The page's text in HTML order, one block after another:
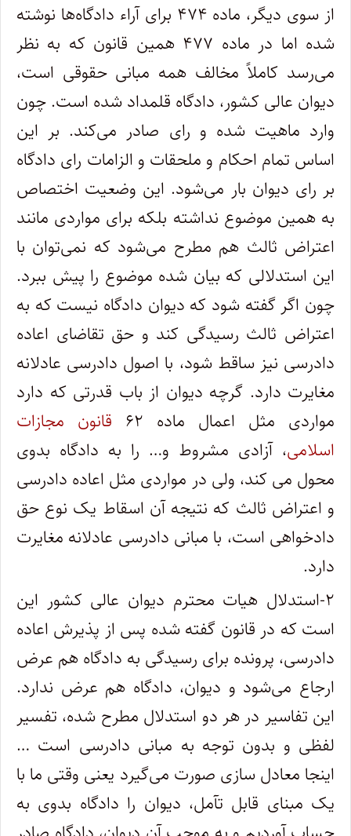
از سوی دیگر، ماده ۴۷۴ برای آراء دادگاه‌ها نوشته
شده اما در ماده ۴۷۷ همین قانون که به نظر
می‌رسد کاملاً مخالف همه مبانی حقوقی است،
دیوان عالی کشور، دادگاه قلمداد شده است. چون
وارد ماهیت شده و رای صادر می‌کند. بر این
اساس تمام احکام و ملحقات و الزامات رای دادگاه
بر رای دیوان بار می‌شود. این وضعیت اختصاص
به همین موضوع نداشته بلکه برای مواردی مانند
اعتراض ثالث هم مطرح می‌شود که نمی‌توان با
این استدلالی که بیان شده موضوع را پیش ببرد.
چون اگر گفته شود که دیوان دادگاه نیست که به
اعتراض ثالث رسیدگی کند و حق تقاضای اعاده
دادرسی نیز ساقط شود، با اصول دادرسی عادلانه
مغایرت دارد. گرچه دیوان از باب قدرتی که دارد
مواردی مثل اعمال ماده ۶۲
قانون مجازات
اسلامی، آزادی مشروط و… را به دادگاه بدوی
محول می کند، ولی در مواردی مثل اعاده دادرسی
و اعتراض ثالث که نتیجه آن اسقاط یک نوع حق
دادخواهی است، با مبانی دادرسی عادلانه مغایرت
دارد.
۲-استدلال هیات محترم دیوان عالی کشور این
است که در قانون گفته شده پس از پذیرش اعاده
دادرسی، پرونده برای رسیدگی به دادگاه هم عرض
ارجاع می‌شود و دیوان، دادگاه هم عرض ندارد.
این تفاسیر در هر دو استدلال مطرح شده، تفسیر
لفظی و بدون توجه به مبانی دادرسی است …
اینجا معادل سازی صورت می‌گیرد یعنی وقتی ما با
یک مبنای قابل تآمل، دیوان را دادگاه بدوی به